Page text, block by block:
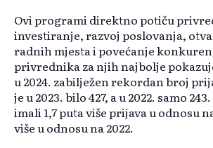
Ovi programi direktno potiču
investiranje, razvoj poslovanja,
radnih mjesta i povećanje
privrednika za njih najbolje
u 2024. zabilježen rekordan broj
je u 2023. bilo 427, a u 2022. samo
imali 1,7 puta više prijava u odnosu
više u odnosu na 2022.